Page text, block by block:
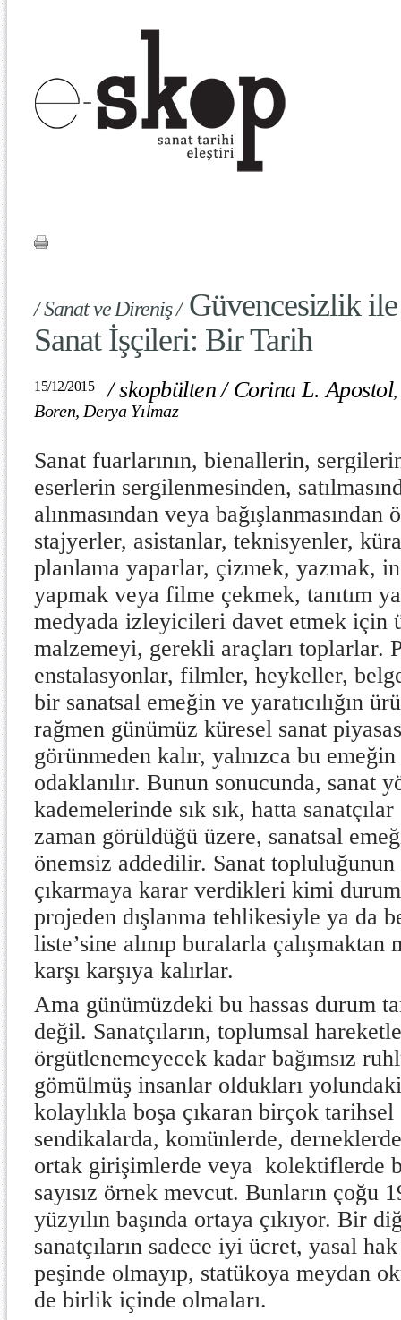
/ Sanat ve Direniş /Güvencesizlik ile
Sanat İşçileri: Bir Tarih
15/12/2015 /skopbülten / Corina L. Apostol,
Boren, Derya Yılmaz
Sanat fuarlarının, bienallerin,
eserlerin sergilenmesinden,
alınmasından veya bağışlanmasından
stajyerler, asistanlar, teknisyenler,
planlama yaparlar, çizmek, yazmak,
yapmak veya filme çekmek, tanıtım
medyada izleyicileri davet etmek için
malzemeyi, gerekli araçları toplarlar.
enstalasyonlar, filmler, heykeller,
bir sanatsal emeğin ve yaratıcılığın
rağmen günümüz küresel sanat
görünmeden kalır, yalnızca bu
odaklanılır. Bunun sonucunda, sanat
kademelerinde sık sık, hatta
zaman görüldüğü üzere, sanatsal
önemsiz addedilir. Sanat topluluğunun
çıkarmaya karar verdikleri kimi
projeden dışlanma tehlikesiyle ya da
liste’sine alınıp buralarla
karşı karşıya kalırlar.
Ama günümüzdeki bu hassas durum
değil. Sanatçıların, toplumsal
örgütlenemeyecek kadar bağımsız
gömülmüş insanlar oldukları
kolaylıkla boşa çıkaran birçok tarihsel
sendikalarda, komünlerde,
ortak girişimlerde veya kolektiflerde
sayısız örnek mevcut. Bunların çoğu
yüzyılın başında ortaya çıkıyor. Bir
sanatçıların sadece iyi ücret, yasal
peşinde olmayıp, statükoya meydan
de birlik içinde olmaları.